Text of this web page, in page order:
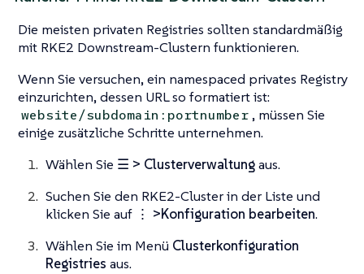
Die meisten privaten Registries sollten standardmäßig
mit RKE2 Downstream-Clustern funktionieren.
Wenn Sie versuchen, ein namespaced privates Registry
einzurichten, dessen URL so formatiert ist:
website/subdomain:portnumber, müssen Sie
einige zusätzliche Schritte unternehmen.
Wählen Sie ☰ > Clusterverwaltungaus.
Suchen Sie den RKE2-Cluster in der Liste und
klicken Sie auf ⋮ >Konfiguration bearbeiten.
Wählen Sie im Menü Clusterkonfiguration
Registries aus.